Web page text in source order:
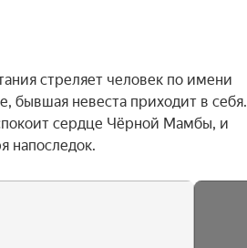
стреляет человек по имени
бывшая невеста приходит в себя.
сердце Чёрной Мамбы, и
напоследок.